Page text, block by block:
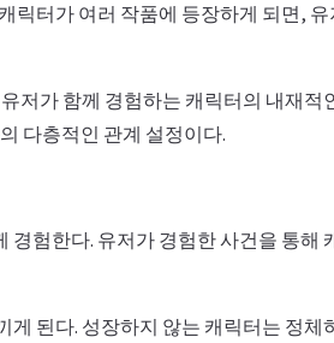
릭터가 여러 작품에 등장하게 되면,
저가 함께 경험하는 캐릭터의 내재적
다층적인 관계 설정이다.
험한다. 유저가 경험한 사건을 통해
된다. 성장하지 않는 캐릭터는 정체